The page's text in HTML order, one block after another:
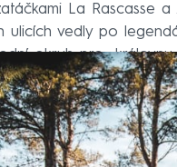
La Rascasse
ulicích vedly po
okruh pro